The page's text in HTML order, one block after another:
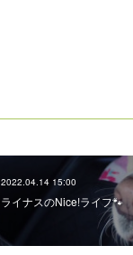
2022.04.14 15:00
ライナスのNice!ライフ🐾